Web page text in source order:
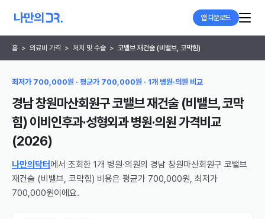
앱 다운로드
홈 > 의료비 가격 > 처치 및 수술 > 코밸브 재건술 (비밸브, 코막힘)
최저가 700,000원 · 평균가 700,000원 · 1개 병원·의원 비교
경남 창원마산회원구 코밸브 재건술 (비밸브, 코막
힘) 이비인후과·성형외과 병원·의원가격비교
(2026)
나만의닥터 에서 조회한 1개 병원·의원의 경남 창원마산회원구 코밸브
재건술 (비밸브, 코막힘) 비용은 평균가 700,000원, 최저가
700,000원이에요.